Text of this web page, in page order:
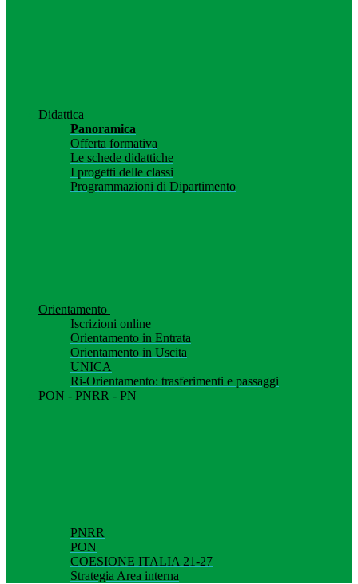
Didattica
Panoramica
Offerta formativa
Le schede didattiche
I progetti delle classi
Programmazioni di Dipartimento
Orientamento
Iscrizioni online
Orientamento in Entrata
Orientamento in Uscita
UNICA
Ri-Orientamento: trasferimenti e passaggi
PON - PNRR - PN
PNRR
PON
COESIONE ITALIA 21-27
Strategia Area interna